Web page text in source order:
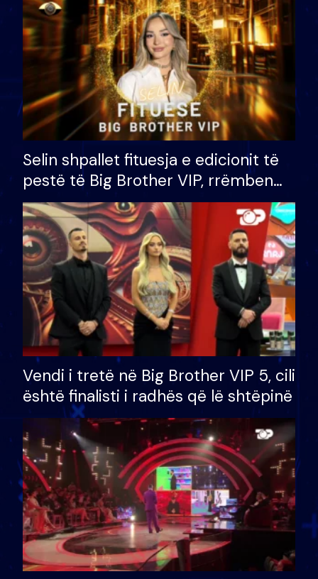
Selin shpallet fituesja e edicionit të
pestë të Big Brother VIP, rrëmben
çmimin e madh prej 100 mijë eurosh
Vendi i tretë në Big Brother VIP 5, cili
është finalisti i radhës që lë shtëpinë